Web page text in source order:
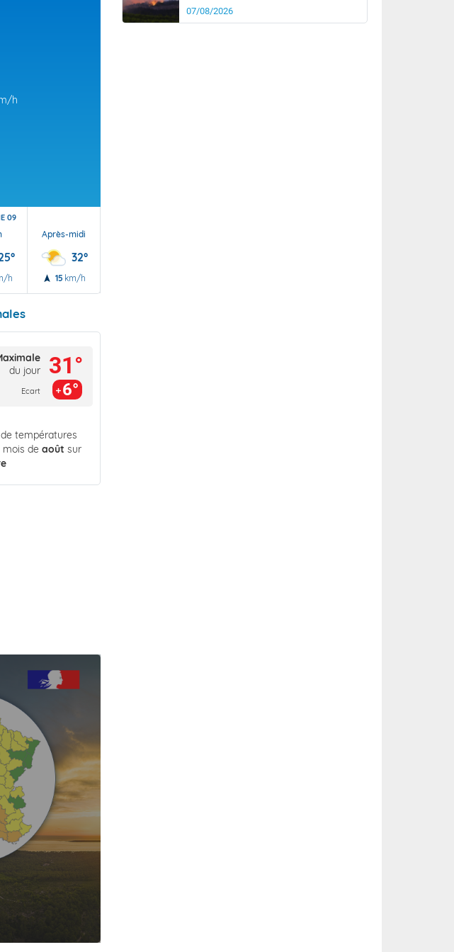
h
09
h
Après-midi
32°
15 km/h
du jour
Ecart
31°
6°
températures
de août sur
07/08/2026